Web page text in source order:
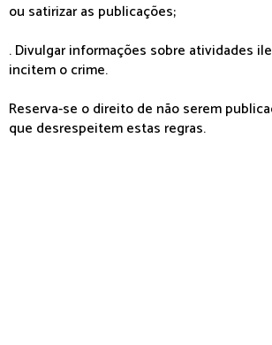
ou satirizar as publicações;
. Divulgar informações sobre atividades
incitem o crime.
Reserva-se o direito de não serem
que desrespeitem estas regras.